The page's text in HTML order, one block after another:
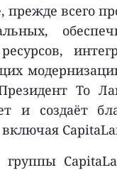
прежде всего
То
и создаёт
группы